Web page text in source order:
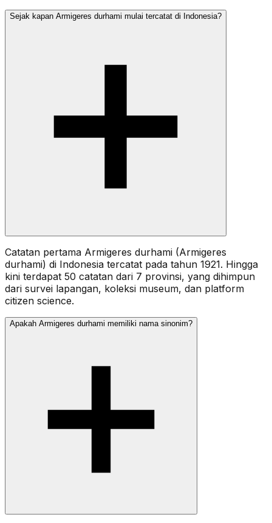
Sejak kapan Armigeres durhami mulai tercatat di Indonesia?
Catatan pertama Armigeres durhami (Armigeres
durhami) di Indonesia tercatat pada tahun 1921. Hingga
kini terdapat 50 catatan dari 7 provinsi, yang dihimpun
dari survei lapangan, koleksi museum, dan platform
citizen science.
Apakah Armigeres durhami memiliki nama sinonim?